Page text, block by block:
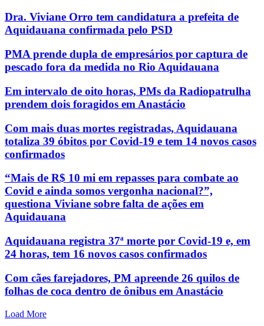
Dra. Viviane Orro tem candidatura a prefeita de
Aquidauana confirmada pelo PSD
PMA prende dupla de empresários por captura de
pescado fora da medida no Rio Aquidauana
Em intervalo de oito horas, PMs da Radiopatrulha
prendem dois foragidos em Anastácio
Com mais duas mortes registradas, Aquidauana
totaliza 39 óbitos por Covid-19 e tem 14 novos casos
confirmados
“Mais de R$ 10 mi em repasses para combate ao
Covid e ainda somos vergonha nacional?”,
questiona Viviane sobre falta de ações em
Aquidauana
Aquidauana registra 37ª morte por Covid-19 e, em
24 horas, tem 16 novos casos confirmados
Com cães farejadores, PM apreende 26 quilos de
folhas de coca dentro de ônibus em Anastácio
Load More